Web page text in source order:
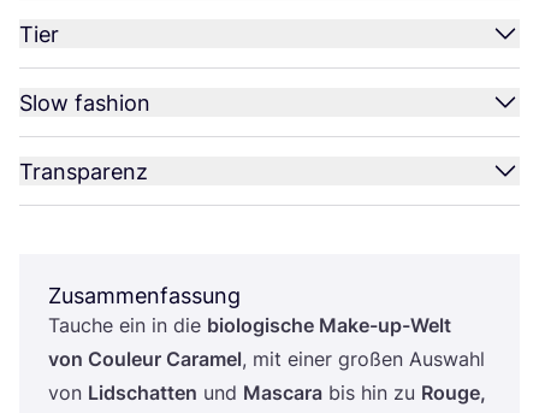
Tier
Slow fashion
Transparenz
Zusammenfassung
Tau­che ein in die bio­lo­gi­sche Make-up-Welt
von Cou­leur Cara­mel, mit einer gro­ßen Aus­wahl
von Lid­schat­ten und Mas­ca­ra bis hin zu Rouge,